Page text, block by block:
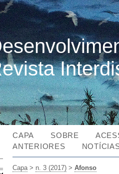
CAPA SOBRE
ANTERIORES
Capa > n. 3 (2017) >Afonso